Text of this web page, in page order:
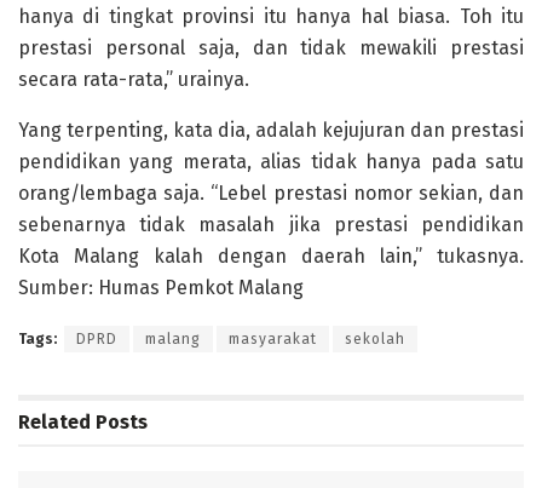
hanya di tingkat provinsi itu hanya hal biasa. Toh itu
prestasi personal saja, dan tidak mewakili prestasi
secara rata-rata,” urainya.
Yang terpenting, kata dia, adalah kejujuran dan prestasi
pendidikan yang merata, alias tidak hanya pada satu
orang/lembaga saja. “Lebel prestasi nomor sekian, dan
sebenarnya tidak masalah jika prestasi pendidikan
Kota Malang kalah dengan daerah lain,” tukasnya.
Sumber: Humas Pemkot Malang
Tags: DPRD malang masyarakat sekolah
Related Posts